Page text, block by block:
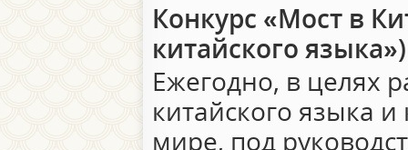
Конкурс «Мост в
китайского языка»)
Ежегодно, в целях
китайского языка
мире, под